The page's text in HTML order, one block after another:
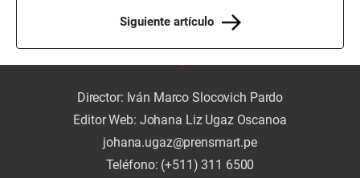
Siguiente artículo
Director: Iván Marco Slocovich Pardo
Editor Web: Johana Liz Ugaz Oscanoa
johana.ugaz@prensmart.pe
Teléfono: (+511) 311 6500